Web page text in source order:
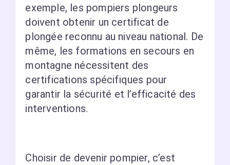
exemple, les pompiers plongeurs
doivent obtenir un certificat de
plongée reconnu au niveau national. De
même, les formations en secours en
montagne nécessitent des
certifications spécifiques pour
garantir la sécurité et l’efficacité des
interventions.
Choisir de devenir pompier, c’est